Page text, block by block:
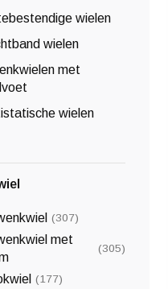
wielen
wielen
met
wielen
(307)
met
(305)
(177)